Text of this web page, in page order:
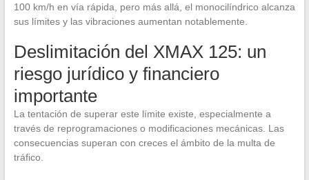
100 km/h en vía rápida, pero más allá, el monocilíndrico alcanza
sus límites y las vibraciones aumentan notablemente.
Deslimitación del XMAX 125: un
riesgo jurídico y financiero
importante
La tentación de superar este límite existe, especialmente a
través de reprogramaciones o modificaciones mecánicas. Las
consecuencias superan con creces el ámbito de la multa de
tráfico.